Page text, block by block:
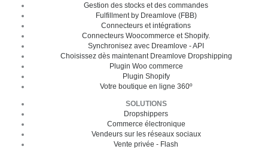
Gestion des stocks et des commandes
Fulfillment by Dreamlove (FBB)
Connecteurs et intégrations
Connecteurs Woocommerce et Shopify.
Synchronisez avec Dreamlove - API
Choisissez dès maintenant Dreamlove Dropshipping
Plugin Woo commerce
Plugin Shopify
Votre boutique en ligne 360º
SOLUTIONS
Dropshippers
Commerce électronique
Vendeurs sur les réseaux sociaux
Vente privée - Flash